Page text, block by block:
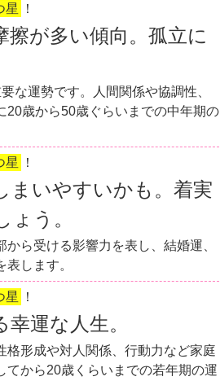
星 ！
が多い傾向。孤立に
な運勢です。人間関係や協調性、
20歳から50歳ぐらいまでの中年期の
星 ！
まいやすいかも。着実
う。
ら受ける影響力を表し、結婚運、
します。
星 ！
運な人生。
格形成や対人関係、行動力など家庭
てから20歳くらいまでの若年期の運